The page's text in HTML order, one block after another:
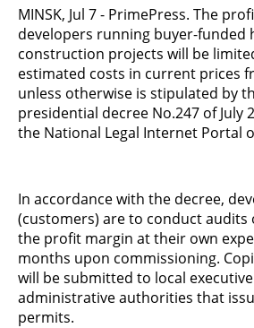
MINSK, Jul 7 - PrimePress. The
developers running buyer-funded
construction projects will be
estimated costs in current prices
unless otherwise is stipulated by
presidential decree No.247 of July
the National Legal Internet Portal
In accordance with the decree,
(customers) are to conduct audits
the profit margin at their own
months upon commissioning.
will be submitted to local
administrative authorities that
permits.